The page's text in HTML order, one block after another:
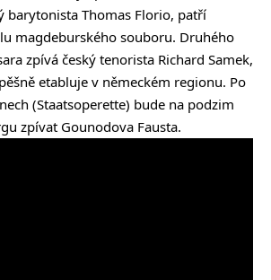
barytonista Thomas Florio, patří
magdeburského souboru. Druhého
zpívá český tenorista Richard Samek,
etabluje v německém regionu. Po
(Staatsoperette) bude na podzim
zpívat Gounodova Fausta.